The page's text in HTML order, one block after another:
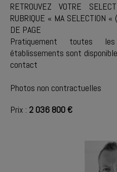
RETROUVEZ VOTRE
RUBRIQUE « MA SELECTION «
DE PAGE
Pratiquement toutes
établissements sont
contact
Photos non contractuelles
Prix : 2 036 800 €